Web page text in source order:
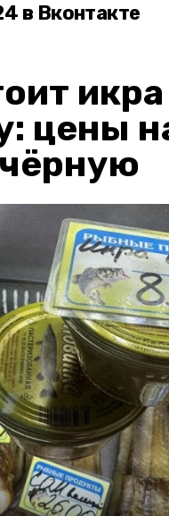
в Вконтакте
цены